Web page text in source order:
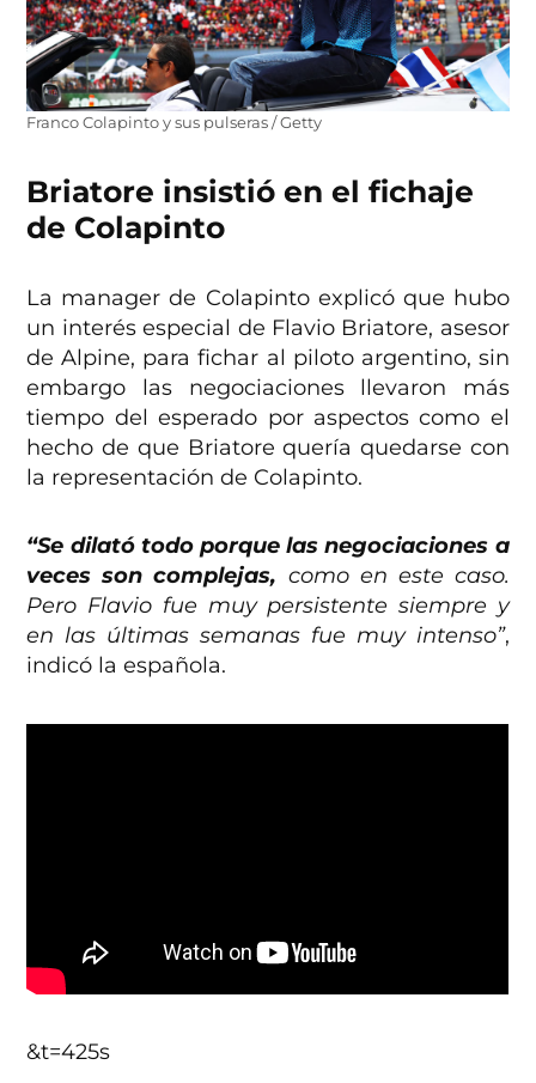
Franco Colapinto y sus pulseras / Getty
Briatore insistió en el fichaje
de Colapinto
La manager de Colapinto explicó que hubo
un interés especial de Flavio Briatore, asesor
de Alpine, para fichar al piloto argentino, sin
embargo las negociaciones llevaron más
tiempo del esperado por aspectos como el
hecho de que Briatore quería quedarse con
la representación de Colapinto.
“Se dilató todo porque las negociaciones a
veces son complejas, como en este caso.
Pero Flavio fue muy persistente siempre y
en las últimas semanas fue muy intenso”,
indicó la española.
&t=425s